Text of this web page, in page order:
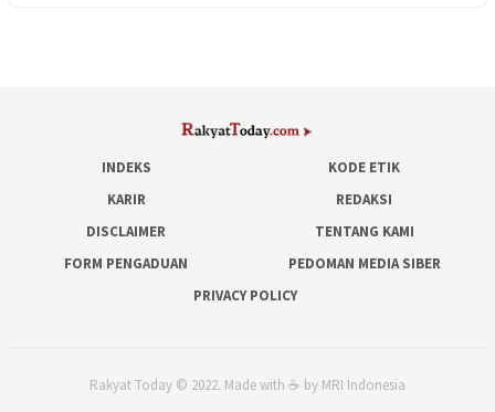
INDEKS
KODE ETIK
KARIR
REDAKSI
DISCLAIMER
TENTANG KAMI
FORM PENGADUAN
PEDOMAN MEDIA SIBER
PRIVACY POLICY
Rakyat Today © 2022. Made with ☕ by MRI Indonesia